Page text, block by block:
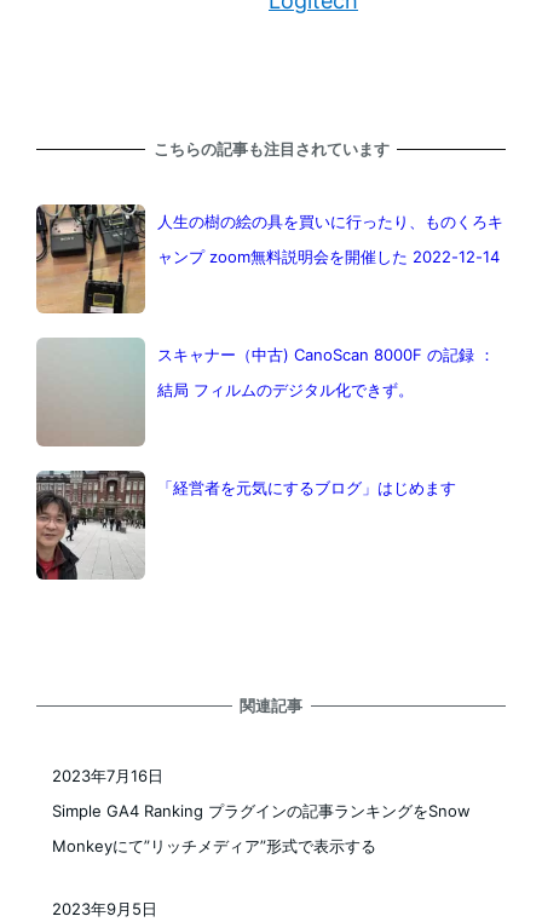
こちらの記事も注目されています
人生の樹の絵の具を買いに行ったり、ものくろキ
ャンプ zoom無料説明会を開催した 2022-12-14
スキャナー（中古) CanoScan 8000F の記録 ：
結局 フィルムのデジタル化できず。
「経営者を元気にするブログ」はじめます
関連記事
Simple GA4 Ranking プラグインの記事ランキングをSnow
Monkeyにて”リッチメディア”形式で表示する
2023年7月16日
2023年9月5日